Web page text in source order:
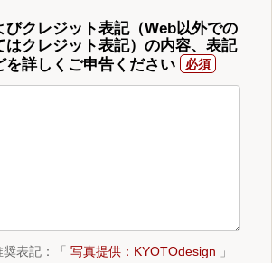
びクレジット表記（Web以外での
はクレジット表記）の内容、表記
を詳しくご申告ください
表記：「 写真提供：KYOTOdesign 」